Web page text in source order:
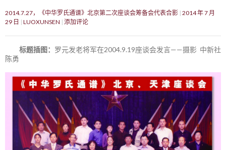
2014.7.27，《中华罗氏通谱》北京第二次座谈会筹备会代表合影 2014 年 7 月
29 日
LUOXUNSEN 添加评论
标题插图： 罗元发老将军在2004.9.19座谈会发言——摄影 中新社
陈勇